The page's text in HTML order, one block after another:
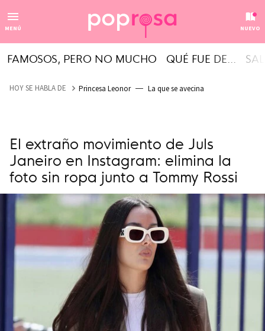
MENÚ NUEVO
FAMOSOS, PERO NO MUCHO QUÉ FUE DE...
HOY SE HABLA DE Princesa Leonor La que se avecina
El extraño movimiento de Juls
Janeiro en Instagram: elimina la
foto sin ropa junto a Tommy Rossi